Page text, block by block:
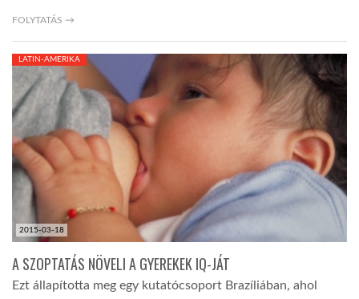
FOLYTATÁS →
2015-03-18
LATIN-AMERIKA
A SZOPTATÁS NÖVELI A GYEREKEK IQ-JÁT
Ezt állapította meg egy kutatócsoport Brazíliában, ahol